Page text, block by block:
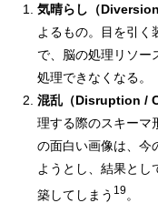
気晴らし（
よるもの。目を引く
で、脳の処理リソー
処理できなくなる。
混乱（Disruption /
理する際のスキーマ
の面白い画像は、今
ようとし、結果とし
築してしまう 19。